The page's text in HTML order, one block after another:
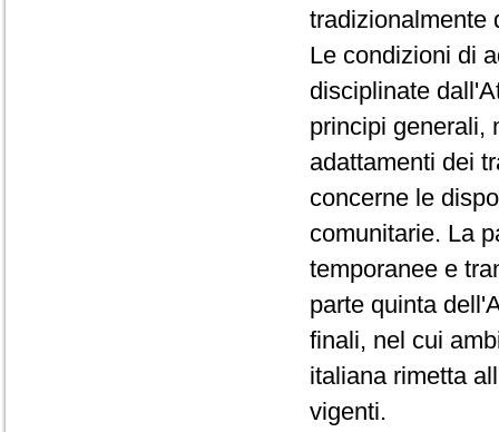
tradizionalmente
Le condizioni di
disciplinate
principi generali,
adattamenti dei
concerne le
comunitarie. La
temporanee e
parte quinta
finali, nel cui
italiana rimetta
vigenti.